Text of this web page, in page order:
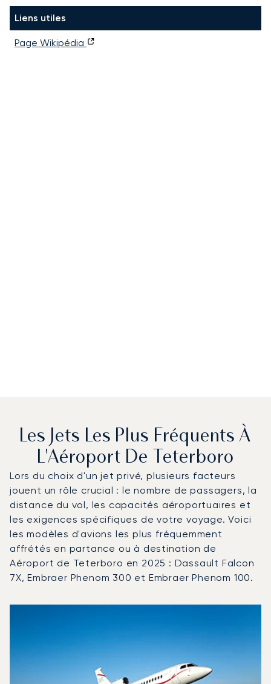
Liens utiles
Page Wikipédia
Les Jets Les Plus Fréquents À
L'Aéroport De Teterboro
Lors du choix d'un jet privé, plusieurs facteurs
jouent un rôle crucial : le nombre de passagers, la
distance du vol, les capacités aéroportuaires et
les exigences spécifiques de votre voyage. Voici
les modèles d'avions les plus fréquemment
affrétés en partance ou à destination de
Aéroport de Teterboro en 2025 : Dassault Falcon
7X, Embraer Phenom 300 et Embraer Phenom 100.